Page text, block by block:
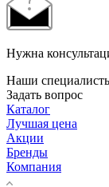
Нужна
Наши
Задать вопрос
Каталог
Лучшая цена
Акции
Бренды
Компания